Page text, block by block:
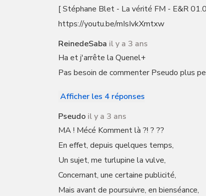
[ Stéphane Blet - La vérité FM - E&R
https://youtu.be/mIsIvkXmtxw
ReinedeSaba il y a 3 ans
Ha et j'arrête la Quenel+
Pas besoin de commenter Pseudo plus
Afficher les 4 réponses
Pseudo il y a 3 ans
MA ! Mécé Komment là ?! ? ??
En effet, depuis quelques temps,
Un sujet, me turlupine la vulve,
Concernant, une certaine publicité,
Mais avant de poursuivre, en bienséance,